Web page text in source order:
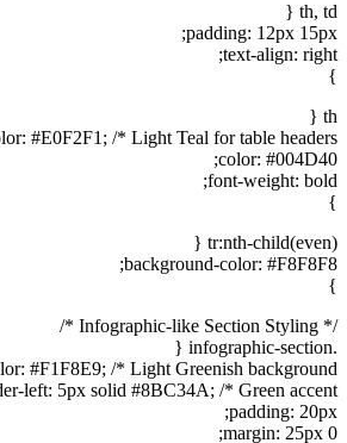
th, td {
padding: 12px 15px;
text-align: right;
}
th {
#E0F2F1; /* Light Teal for table headers */
color: #004D40;
font-weight: bold;
}
tr:nth-child(even) {
background-color: #F8F8F8;
}
/* Infographic-like Section Styling */
.infographic-section {
#F1F8E9; /* Light Greenish background */
left: 5px solid #8BC34A; /* Green accent */
padding: 20px;
margin: 25px 0;